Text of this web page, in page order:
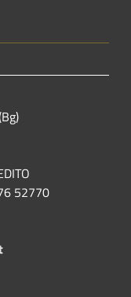
52770